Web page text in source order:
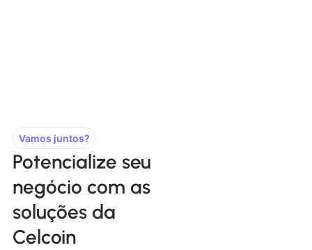
Vamos juntos?
Potencialize seu
negócio com as
soluções da
Celcoin